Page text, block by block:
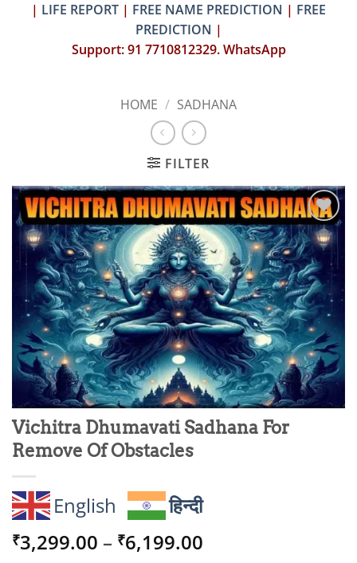
| LIFE REPORT | FREE NAME PREDICTION | FREE
PREDICTION |
Support: 91 7710812329. WhatsApp
HOME / SADHANA
FILTER
Add to
wishlist
Vichitra Dhumavati Sadhana For
Remove Of Obstacles
English हिन्दी
₹3,299.00 – ₹6,199.00